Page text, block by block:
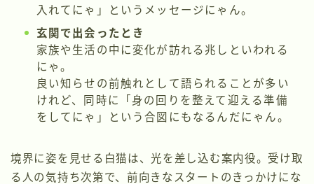
入れてにゃ」というメッセージにゃん。
玄関で出会ったとき
家族や生活の中に変化が訪れる兆しといわれる
にゃ。
良い知らせの前触れとして語られることが多い
けれど、同時に「身の回りを整えて迎える準備
をしてにゃ」という合図にもなるんだにゃん。
境界に姿を見せる白猫は、光を差し込む案内役。受け取
る人の気持ち次第で、前向きなスタートのきっかけにな